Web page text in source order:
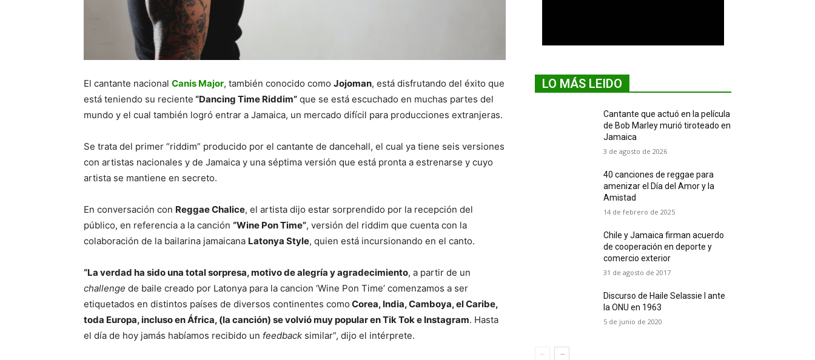
El cantante nacional Canis Major, también conocido como Jojoman, está disfrutando del éxito que
está teniendo su reciente “Dancing Time Riddim” que se está escuchado en muchas partes del
mundo y el cual también logró entrar a Jamaica, un mercado difícil para producciones extranjeras.
Se trata del primer “riddim” producido por el cantante de dancehall, el cual ya tiene seis versiones
con artistas nacionales y de Jamaica y una séptima versión que está pronta a estrenarse y cuyo
artista se mantiene en secreto.
En conversación con Reggae Chalice, el artista dijo estar sorprendido por la recepción del
público, en referencia a la canción “Wine Pon Time”, versión del riddim que cuenta con la
colaboración de la bailarina jamaicana Latonya Style, quien está incursionando en el canto.
“La verdad ha sido una total sorpresa, motivo de alegría y agradecimiento, a partir de un
challenge de baile creado por Latonya para la cancion ‘Wine Pon Time’ comenzamos a ser
etiquetados en distintos países de diversos continentes como Corea, India, Camboya, el Caribe,
toda Europa, incluso en África, (la canción) se volvió muy popular en Tik Tok e Instagram. Hasta
el día de hoy jamás habíamos recibido un feedback similar”, dijo el intérprete.
LO MÁS LEIDO
Cantante que actuó en la película
de Bob Marley murió tiroteado en
Jamaica
3 de agosto de 2026
40 canciones de reggae para
amenizar el Día del Amor y la
Amistad
14 de febrero de 2025
Chile y Jamaica firman acuerdo
de cooperación en deporte y
comercio exterior
31 de agosto de 2017
Discurso de Haile Selassie I ante
la ONU en 1963
5 de junio de 2020